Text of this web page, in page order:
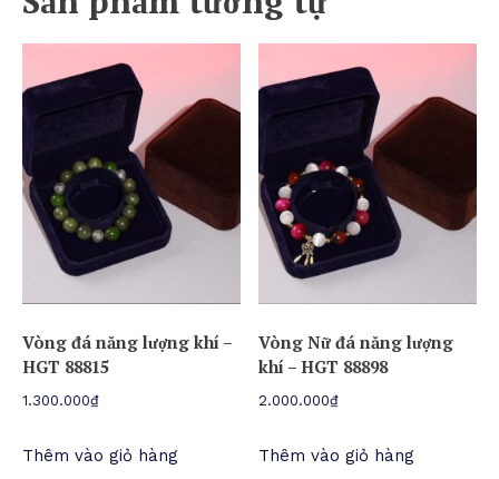
Vòng đá năng lượng khí –
HGT 88815
1.300.000₫
Thêm vào giỏ hàng
Vòng Nữ đá năng lượng
khí – HGT 88898
2.000.000₫
Thêm vào giỏ hàng